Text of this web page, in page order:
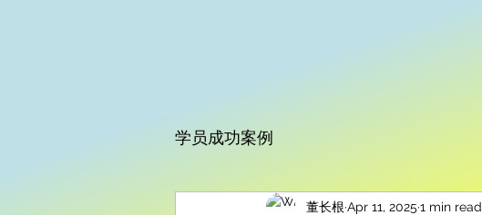
学员成功案例
董长根 Apr 11, 2025 1 min read